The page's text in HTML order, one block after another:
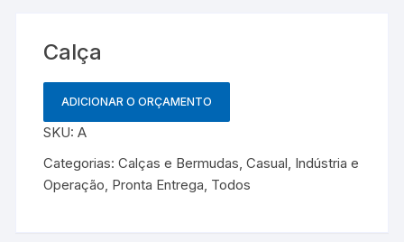
Calça
ADICIONAR O ORÇAMENTO
SKU:A
Categorias:Calças e Bermudas ,Casual Indústria e
Operação Pronta Entrega Todos